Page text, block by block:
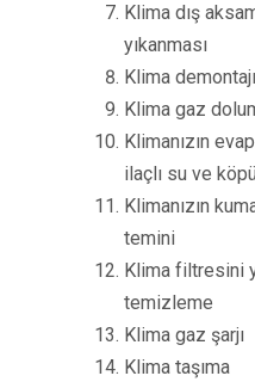
Klima dış
yıkanması
Klima
Klima gaz
Klimanızın
ilaçlı su ve
Klimanızın
temini
Klima filtresini
temizleme
Klima gaz şarjı
Klima taşıma